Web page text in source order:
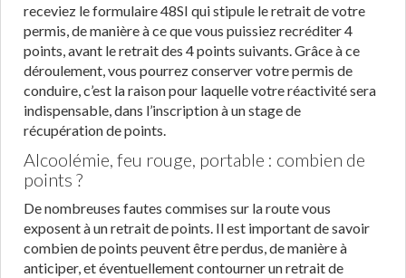
receviez le formulaire 48SI qui stipule le retrait de votre
permis, de manière à ce que vous puissiez recréditer 4
points, avant le retrait des 4 points suivants. Grâce à ce
déroulement, vous pourrez conserver votre permis de
conduire, c’est la raison pour laquelle votre réactivité sera
indispensable, dans l’inscription à un stage de
récupération de points.
Alcoolémie, feu rouge, portable : combien de
points ?
De nombreuses fautes commises sur la route vous
exposent à un retrait de points. Il est important de savoir
combien de points peuvent être perdus, de manière à
anticiper, et éventuellement contourner un retrait de